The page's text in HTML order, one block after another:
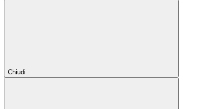
Chiudi